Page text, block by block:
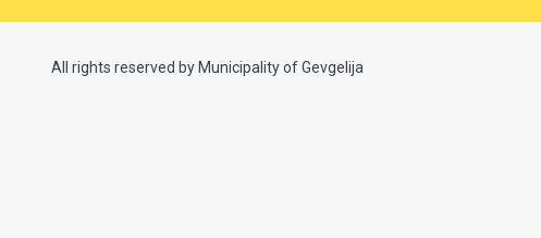
All rights reserved by Municipality of Gevgelija